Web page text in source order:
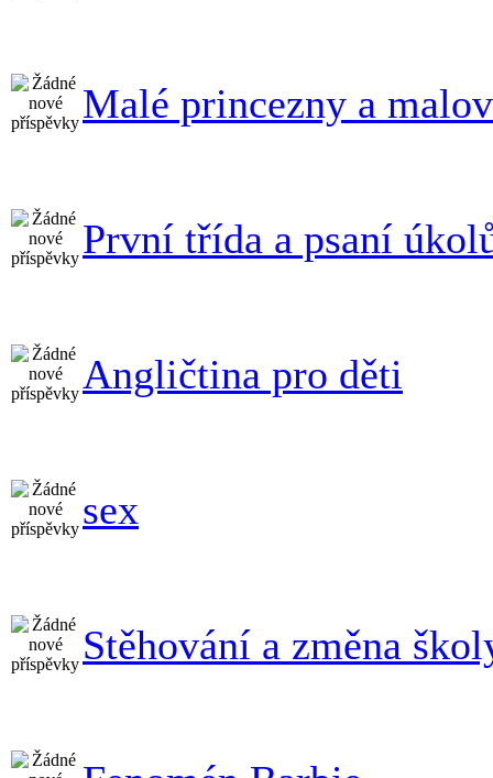
Malé princezny a
První třída a psaní
Angličtina pro děti
sex
Stěhování a změna